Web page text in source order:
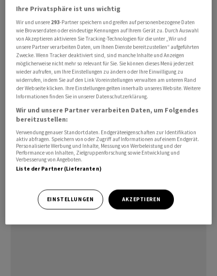
scharfe Kritik auslösen. Trump würde damit von einer
jahrzehntealten Praxis abweichen. Die USA nahmen 1979
diplomatische Beziehungen zur Volksrepublik China auf
und beendeten damit ihre offiziellen diplomatischen
Beziehungen zur Regierung in Taipeh. Seitdem gab es -
soweit öffentlich bekannt - kein Telefonat eines
amtierenden US-Präsidenten mit seinem Amtskollegen
in Taiwan. Peking erhebt Anspruch auf den seit
Jahrzehnten demokratisch regierten Inselstaat.
USA jedoch weiterhin und unterstützten die Insel bei
ihrer Verteidigungsfähigkeit - vor allem durch
Waffenlieferungen. Derzeit sorgt ein mögliches neues
US-Waffenpaket für Taiwan im Umfang von bis zu 14
Milliarden US-Dollar (etwa 12 Milliarden Euro) für
Spannungen.
Ihre Privatsphäre ist uns wichtig
Wir und unsere 293-Partner speichern und greifen auf personenbezogene Daten
wie Browserdaten oder eindeutige Kennungen auf Ihrem Gerät zu. Durch Auswahl
von Akzeptieren aktivieren Sie Tracking-Technologien für die unter „Wir und
unsere Partner verarbeiten Daten, um Ihnen Dienste bereitzustellen“ aufgeführten
Zwecke. Wenn Tracker deaktiviert sind, sind manche Inhalte und Anzeigen
möglicherweise nicht mehr so relevant für Sie. Sie können dieses Menü jederzeit
wieder aufrufen, um Ihre Einstellungen zu ändern oder Ihre Einwilligung zu
widerrufen, indem Sie auf den Link Voreinstellungen verwalten am unteren Rand
der Webseite klicken. Ihre Einstellungen gelten innerhalb unseres Website. Weitere
Informationen finden Sie in unserer Datenschutzerklärung.
Wir und unsere Partner verarbeiten Daten, um Folgendes
bereitzustellen:
Verwendung genauer Standortdaten. Endgeräteeigenschaften zur Identifikation
aktiv abfragen. Speichern von oder Zugriff auf Informationen auf einem Endgerät.
Personalisierte Werbung und Inhalte, Messung von Werbeleistung und der
Performance von Inhalten, Zielgruppenforschung sowie Entwicklung und
Verbesserung von Angeboten.
Liste der Partner (Lieferanten)
EINSTELLUNGEN AKZEPTIEREN